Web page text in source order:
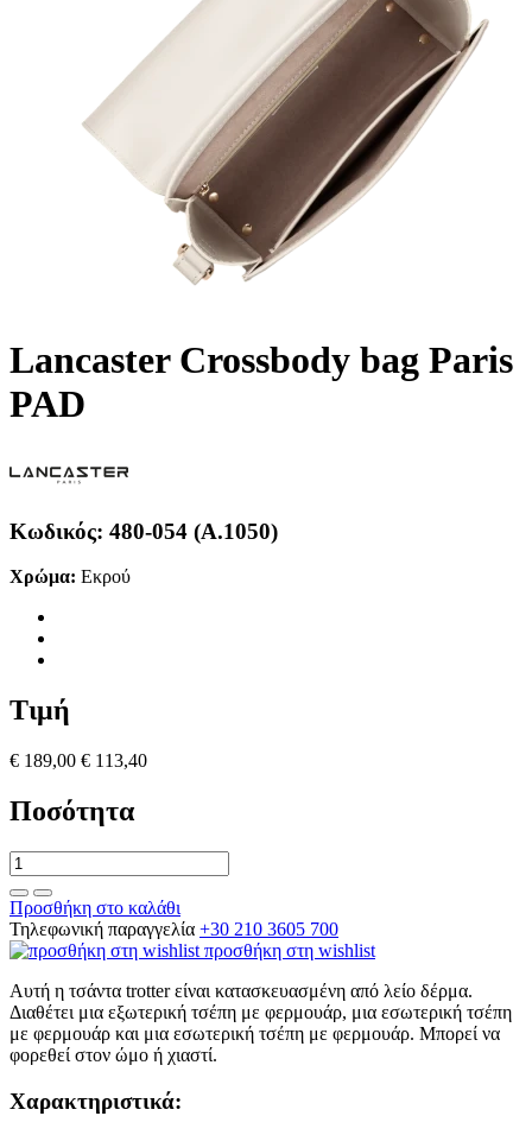
Lancaster Crossbody bag Paris
PAD
Κωδικός: 480-054 (A.1050)
Χρώμα: Εκρού
Τιμή
€ 189,00 € 113,40
Ποσότητα
Προσθήκη στο καλάθι
Τηλεφωνική παραγγελία +30 210 3605 700
προσθήκη στη wishlist
Αυτή η τσάντα trotter είναι κατασκευασμένη από λείο δέρμα.
Διαθέτει μια εξωτερική τσέπη με φερμουάρ, μια εσωτερική τσέπη
με φερμουάρ και μια εσωτερική τσέπη με φερμουάρ. Μπορεί να
φορεθεί στον ώμο ή χιαστί.
Χαρακτηριστικά: